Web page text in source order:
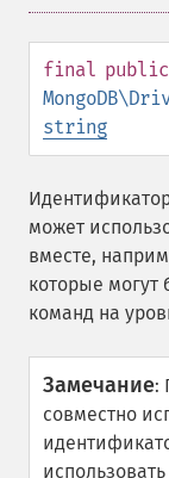
final public
string
может
вместе,
которые могут
команд на
Замечание:
совместно